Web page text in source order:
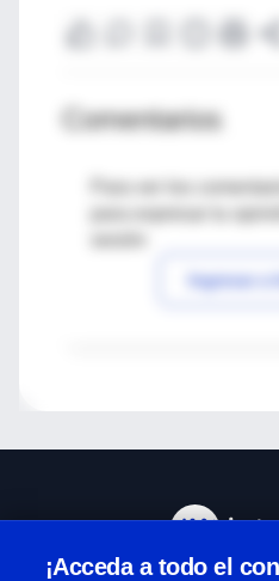
Comentarios
Para ver los
Ingresar a
¡Acceda a todo el